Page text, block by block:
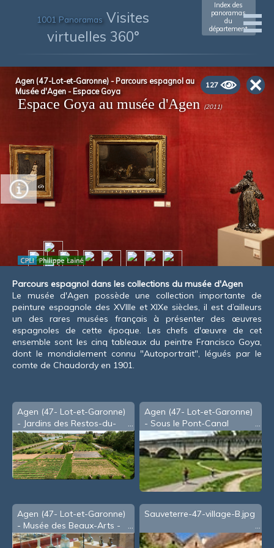
1001 Panoramas Visites
virtuelles 360°
Index des
panoramas
du
département
Espace Goya au musée d'Agen (2011)
127
Agen (47-Lot-et-Garonne) - Parcours espagnol au
Musée d'Agen - Espace Goya
Parcours espagnol dans les collections du musée d'Agen
Le musée d'Agen possède une collection importante de
peinture espagnole des XVIIIe et XIXe siècles, il est d’ailleurs
un des rares musées français à présenter des œuvres
espagnoles de cette époque. Les chefs d'œuvre de cet
ensemble sont les cinq tableaux du peintre Francisco Goya,
dont le mondialement connu "Autoportrait", légués par le
comte de Chaudordy en 1901.
Agen (47- Lot-et-Garonne)
- Jardins des Restos-du-
Coeur (2008)
Agen (47- Lot-et-Garonne)
- Sous le Pont-Canal
Agen (47- Lot-et-Garonne)
- Musée des Beaux-Arts -
Salle Phéniciens (2010)
Sauveterre-47-village-B.jpg